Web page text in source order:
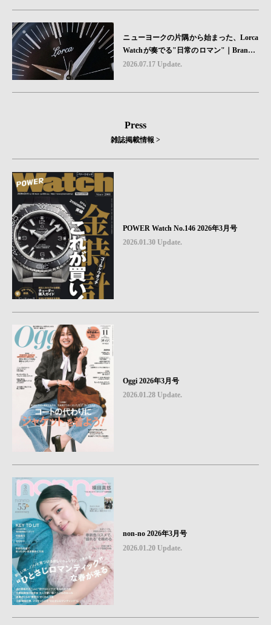
ニューヨークの片隅から始まった、Lorca
Watchが奏でる"日常のロマン"｜Brand P
icks #08
2026.07.17 Update.
Press
雑誌掲載情報 >
POWER Watch No.146 2026年3月号
2026.01.30 Update.
Oggi 2026年3月号
2026.01.28 Update.
non-no 2026年3月号
2026.01.20 Update.